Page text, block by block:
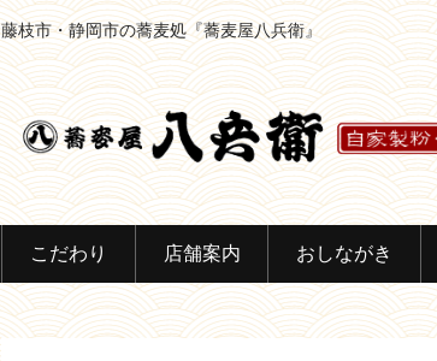
藤枝市・静岡市の蕎麦処『蕎麦屋八兵衛』
こだわり 店舗案内 おしながき